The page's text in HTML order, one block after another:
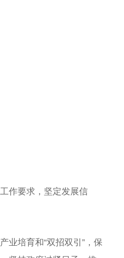
作要求，坚定发展信
培育和“双招双引”，保